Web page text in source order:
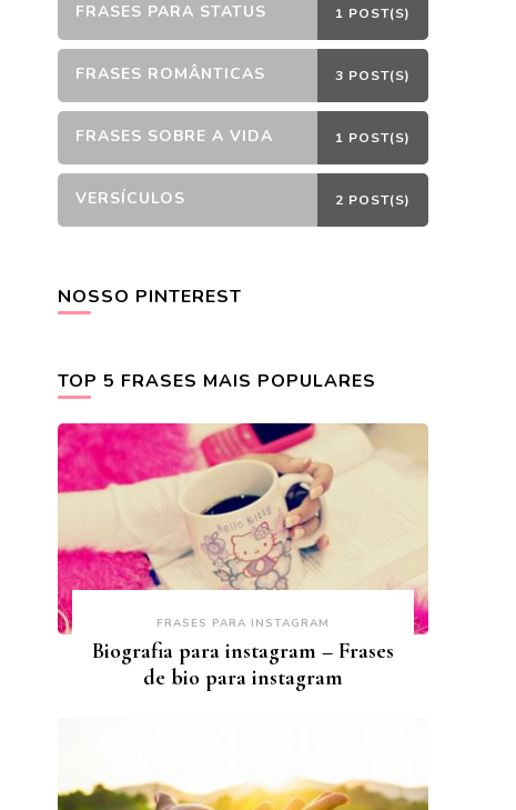
FRASES PARA STATUS 1 POST(S)
FRASES ROMÂNTICAS 3 POST(S)
FRASES SOBRE A VIDA 1 POST(S)
VERSÍCULOS 2 POST(S)
NOSSO PINTEREST
TOP 5 FRASES MAIS POPULARES
FRASES PARA INSTAGRAM
Biografia para instagram – Frases
de bio para instagram